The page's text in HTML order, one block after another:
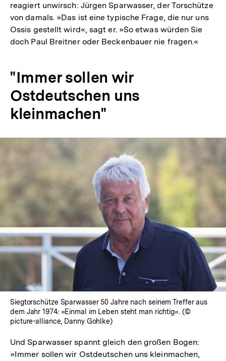
reagiert unwirsch: Jürgen Sparwasser, der Torschütze
von damals. »Das ist eine typische Frage, die nur uns
Ossis gestellt wird«, sagt er. »So etwas würden Sie
doch Paul Breitner oder Beckenbauer nie fragen.«
"Immer sollen wir
Ostdeutschen uns
kleinmachen"
In
Lightbox
öffnen
Siegtorschütze Sparwasser 50 Jahre nach seinem Treffer aus
dem Jahr 1974: »Einmal im Leben steht man richtig«. (©
picture-alliance, Danny Gohlke)
Und Sparwasser spannt gleich den großen Bogen:
»Immer sollen wir Ostdeutschen uns kleinmachen,